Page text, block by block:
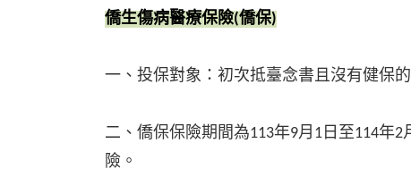
僑生傷病醫療保險(僑保)
一、投保對象：初次抵臺念書且沒有健保的
二、僑保保險期間為113年9月1日至114年
險。